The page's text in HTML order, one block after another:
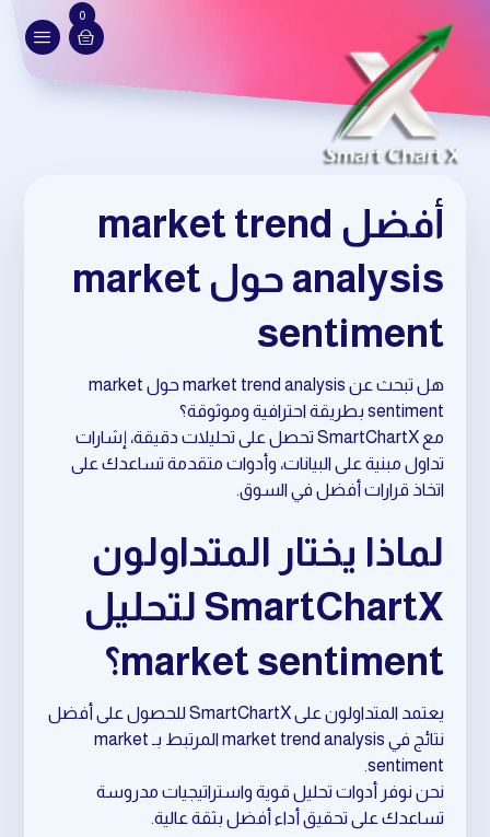
0
أفضل market trend
analysis حول market
sentiment
هل تبحث عن market trend analysis حول market
sentiment بطريقة احترافية وموثوقة؟
مع SmartChartX تحصل على تحليلات دقيقة، إشارات
تداول مبنية على البيانات، وأدوات متقدمة تساعدك على
اتخاذ قرارات أفضل في السوق.
لماذا يختار المتداولون
SmartChartX لتحليل
market sentiment؟
يعتمد المتداولون على SmartChartX للحصول على أفضل
نتائج في market trend analysis المرتبط بـ market
sentiment.
نحن نوفر أدوات تحليل قوية واستراتيجيات مدروسة
تساعدك على تحقيق أداء أفضل بثقة عالية.